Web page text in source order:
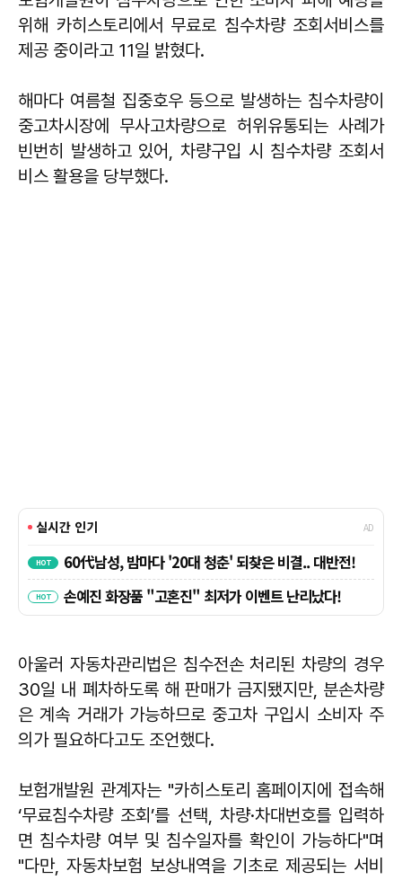
위해 카히스토리에서 무료로 침수차량 조회서비스를
제공 중이라고 11일 밝혔다.
해마다 여름철 집중호우 등으로 발생하는 침수차량이
중고차시장에 무사고차량으로 허위유통되는 사례가
빈번히 발생하고 있어, 차량구입 시 침수차량 조회서
비스 활용을 당부했다.
아울러 자동차관리법은 침수전손 처리된 차량의 경우
30일 내 폐차하도록 해 판매가 금지됐지만, 분손차량
은 계속 거래가 가능하므로 중고차 구입시 소비자 주
의가 필요하다고도 조언했다.
보험개발원 관계자는 "카히스토리 홈페이지에 접속해
‘무료침수차량 조회’를 선택, 차량·차대번호를 입력하
면 침수차량 여부 및 침수일자를 확인이 가능하다"며
"다만, 자동차보험 보상내역을 기초로 제공되는 서비